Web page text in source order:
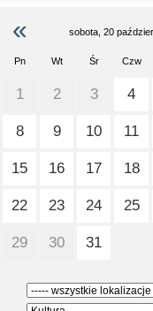
« sobota, 20
Pn Wt Śr Czw
1 2 3 4
8 9 10 11
15 16 17 18
22 23 24 25
29 30 31